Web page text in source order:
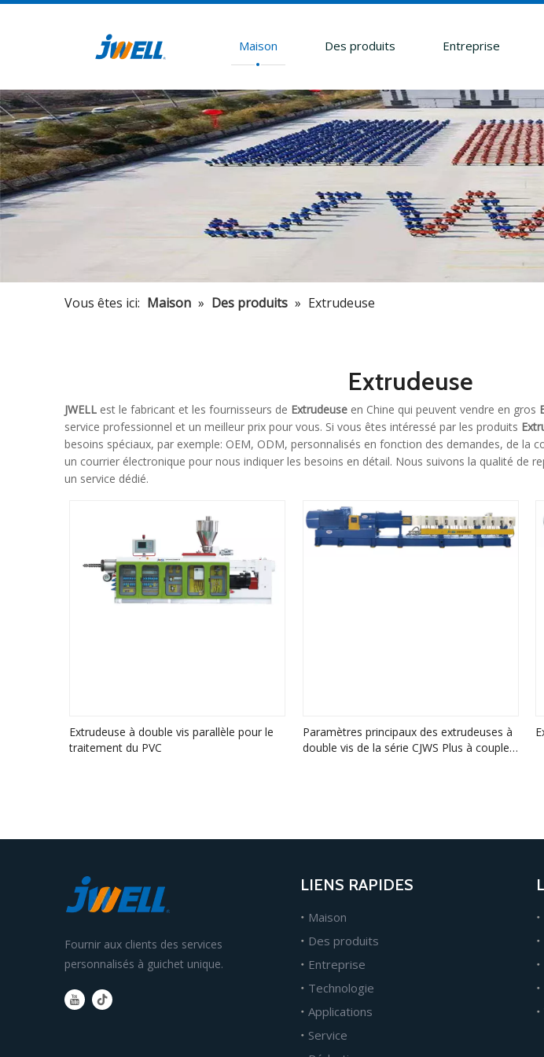
Maison Des produits Entreprise
Vous êtes ici: Maison » Des produits » Extrudeuse
Extrudeuse
JWELL est le fabricant et les fournisseurs de Extrudeuse en Chine qui peuvent vendre en gros
service professionnel et un meilleur prix pour vous. Si vous êtes intéressé par les produits
besoins spéciaux, par exemple: OEM, ODM, personnalisés en fonction des demandes, de la
un courrier électronique pour nous indiquer les besoins en détail. Nous suivons la qualité de
un service dédié.
Extrudeuse à double vis parallèle pour le
traitement du PVC
Paramètres principaux des extrudeuses à
double vis de la série CJWS Plus à couple
Fournir aux clients des services
personnalisés à guichet unique.
LIENS RAPIDES
Maison
Des produits
Entreprise
Technologie
Applications
Service